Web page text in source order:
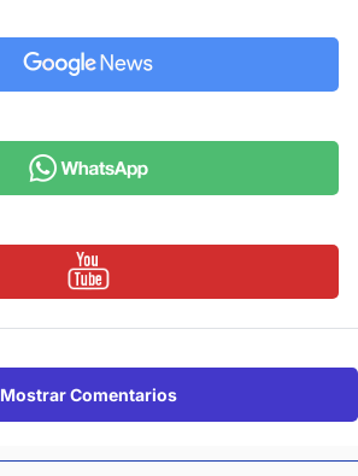
Mostrar Comentarios